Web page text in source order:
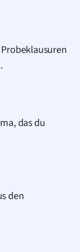
das du
den